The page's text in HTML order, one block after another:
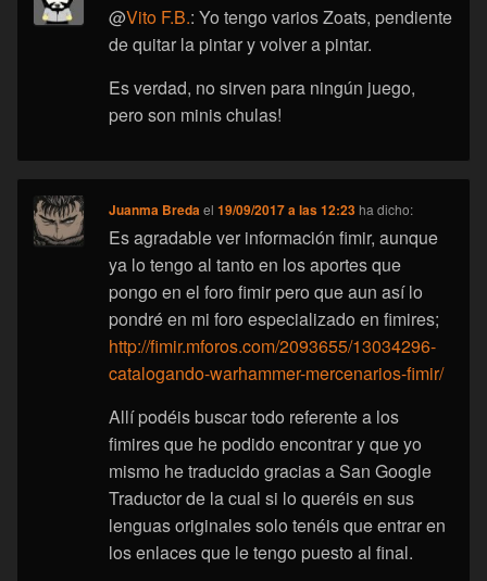
@Vito F.B.: Yo tengo varios Zoats, pendiente
de quitar la pintar y volver a pintar.
Es verdad, no sirven para ningún juego,
pero son minis chulas!
Juanma Bredael19/09/2017 a las 12:23 ha dicho:
Es agradable ver información fimir, aunque
ya lo tengo al tanto en los aportes que
pongo en el foro fimir pero que aun así lo
pondré en mi foro especializado en fimires;
http://fimir.mforos.com/2093655/13034296-
catalogando-warhammer-mercenarios-fimir/
Allí podéis buscar todo referente a los
fimires que he podido encontrar y que yo
mismo he traducido gracias a San Google
Traductor de la cual si lo queréis en sus
lenguas originales solo tenéis que entrar en
los enlaces que le tengo puesto al final.